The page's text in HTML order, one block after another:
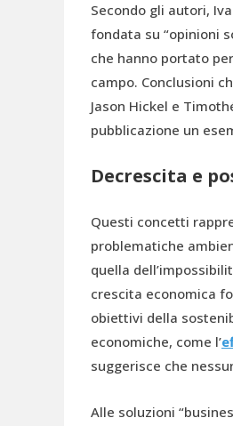
Secondo gli autori,
fondata su “opinioni
che hanno portato
campo. Conclusioni
Jason Hickel e
pubblicazione un
Decrescita e
Questi concetti
problematiche
quella
crescita economica
obiettivi della
economiche, come l’
suggerisce che
Alle soluzioni